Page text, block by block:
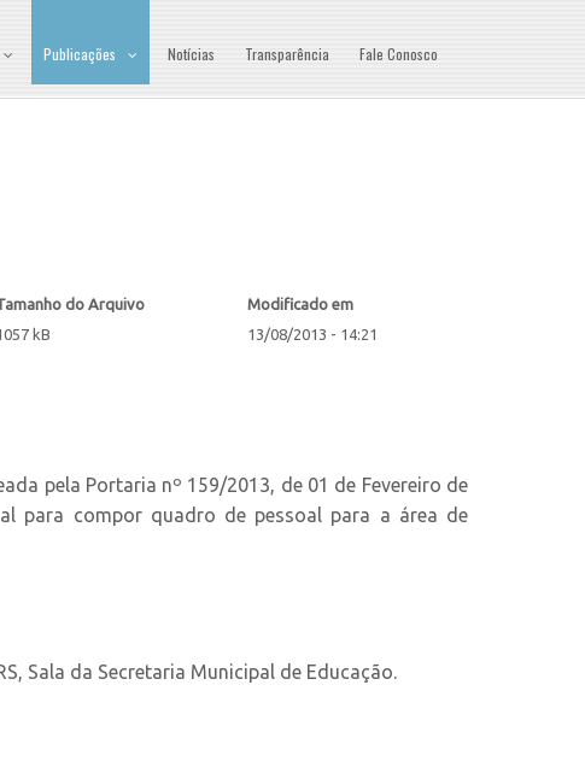
Publicações Notícias Transparência Fale Conosco
do Arquivo
Modificado em
kB 13/08/2013 - 14:21
pela Portaria nº 159/2013, de 01 de Fevereiro de
para compor quadro de pessoal para a área de
Sala da Secretaria Municipal de Educação.